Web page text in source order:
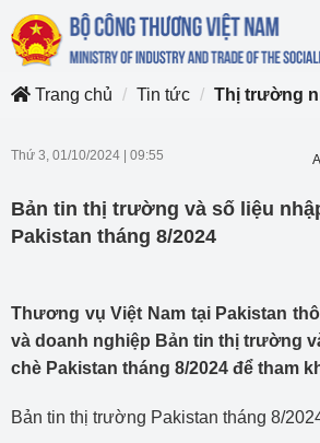
Trang chủ
Tin tức Thị trường
Thứ 3, 01/10/2024 09:55 A
Bản tin thị trường và số liệu
Pakistan tháng 8/2024
Thương vụ Việt Nam tại Pakistan
và doanh nghiệp Bản tin thị trường
chè Pakistan tháng 8/2024 để tham
Bản tin thị trường Pakistan tháng 8/